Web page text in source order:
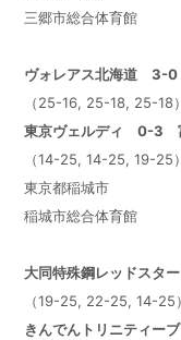
三郷市総合体育館
ヴォレアス北海道 3-0
（25-16, 25-18, 25-18）
東京ヴェルディ 0-3
（14-25, 14-25, 19-25）
東京都稲城市
稲城市総合体育館
大同特殊鋼レッドス
（19-25, 22-25, 14-25）
きんでんトリニティ